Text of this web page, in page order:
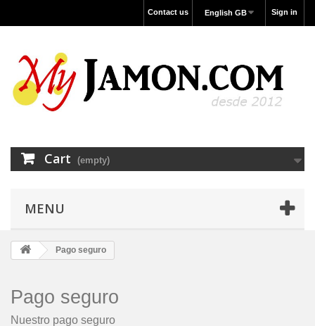
Sign in
English GB
Contact us
Cart (empty)
MENU
Pago seguro
Pago seguro
Nuestro pago seguro